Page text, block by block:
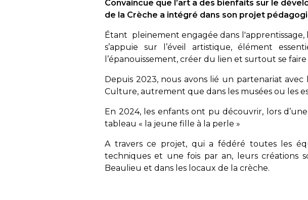
Convaincue que l’art a des bienfaits sur le
de la Crèche a intégré dans son projet
Étant pleinement engagée dans
s’appuie sur l’éveil artistique, élément
l’épanouissement, créer du lien et surtout se faire
Depuis 2023, nous avons lié un partenariat avec
Culture, autrement que dans les musées ou les
En 2024, les enfants ont pu découvrir, lors
tableau « la jeune fille à la perle »
A travers ce projet, qui a fédéré toutes les
techniques et une fois par an, leurs créations
Beaulieu et dans les locaux de la crèche.